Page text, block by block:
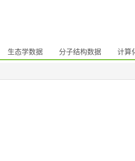
生态学数据 分子结构数据 计算